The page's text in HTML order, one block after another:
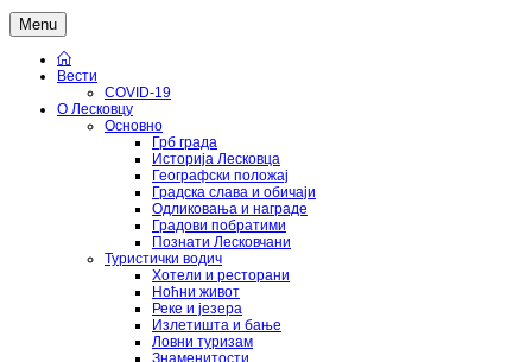
Menu
Вести
COVID-19
О Лесковцу
Основно
Грб града
Историја Лесковца
Географски положај
Градска слава и обичаји
Одликовања и награде
Градови побратими
Познати Лесковчани
Туристички водич
Хотели и ресторани
Ноћни живот
Реке и језера
Излетишта и бање
Ловни туризам
Знаменитости